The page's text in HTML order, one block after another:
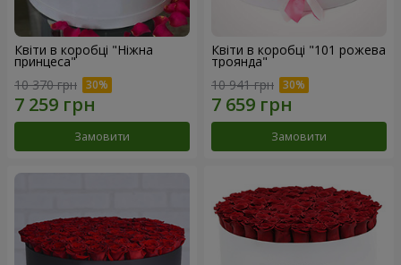
Квіти в коробці "Ніжна
принцеса"
10 370 грн
Замовити
Квіти в коробці "101 рожева
троянда"
10 941 грн
Замовити